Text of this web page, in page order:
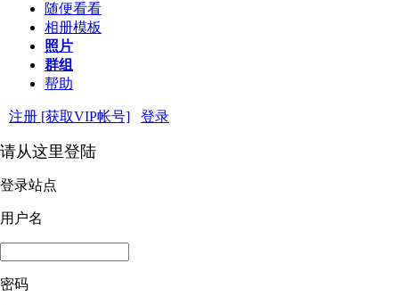
随便看看
相册模板
照片
群组
帮助
注册 [获取VIP帐号] 登录
请从这里登陆
登录站点
用户名
密码